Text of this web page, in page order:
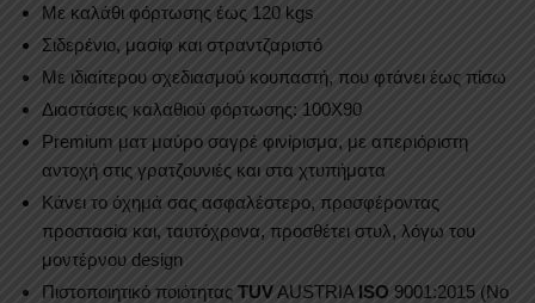
Με καλάθι φόρτωσης έως 120 kgs
Σιδερένιο, μασίφ και στραντζαριστό
Με ιδιαίτερου σχεδιασμού κουπαστή, που φτάνει έως πίσω
Διαστάσεις καλαθιού φόρτωσης: 100Χ90
Premium ματ μαύρο σαγρέ φινίρισμα, με απεριόριστη
αντοχή στις γρατζουνιές και στα χτυπήματα
Κάνει το όχημά σας ασφαλέστερο, προσφέροντας
προστασία και, ταυτόχρονα, προσθέτει στυλ, λόγω του
μοντέρνου design
Πιστοποιητικό ποιότητας TUVAUSTRIA ISO 9001:2015 (No